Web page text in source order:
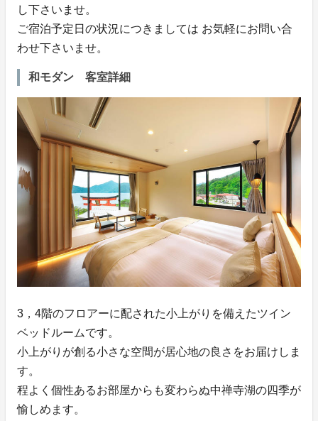
し下さいませ。
ご宿泊予定日の状況につきましては お気軽にお問い合
わせ下さいませ。
和モダン 客室詳細
3，4階のフロアーに配された小上がりを備えたツイン
ベッドルームです。
小上がりが創る小さな空間が居心地の良さをお届けしま
す。
程よく個性あるお部屋からも変わらぬ中禅寺湖の四季が
愉しめます。